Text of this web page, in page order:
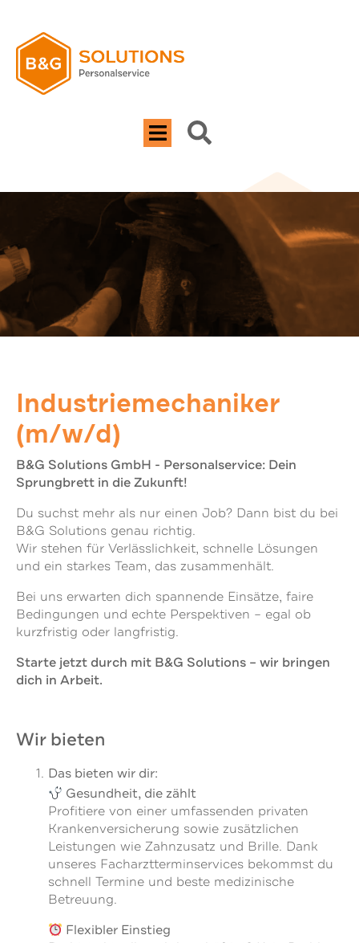
Industriemechaniker
(m/w/d)
B&G Solutions GmbH - Personalservice: Dein
Sprungbrett in die Zukunft!
Du suchst mehr als nur einen Job? Dann bist du bei
B&G Solutions genau richtig.
Wir stehen für Verlässlichkeit, schnelle Lösungen
und ein starkes Team, das zusammenhält.
Bei uns erwarten dich spannende Einsätze, faire
Bedingungen und echte Perspektiven – egal ob
kurzfristig oder langfristig.
Starte jetzt durch mit B&G Solutions – wir bringen
dich in Arbeit.
Wir bieten
Das bieten wir dir:
Gesundheit, die zählt
Profitiere von einer umfassenden privaten
Krankenversicherung sowie zusätzlichen
Leistungen wie Zahnzusatz und Brille. Dank
unseres Facharztterminservices bekommst du
schnell Termine und beste medizinische
Betreuung.
Flexibler Einstieg